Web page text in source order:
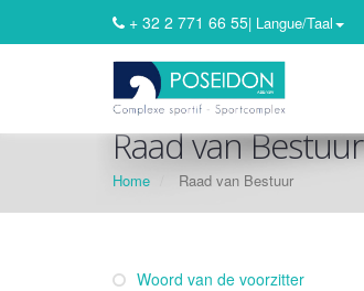
+ 32 2 771 66 55 | Langue/Taal
Raad van Bestuur
Home Raad van Bestuur
Woord van de voorzitter